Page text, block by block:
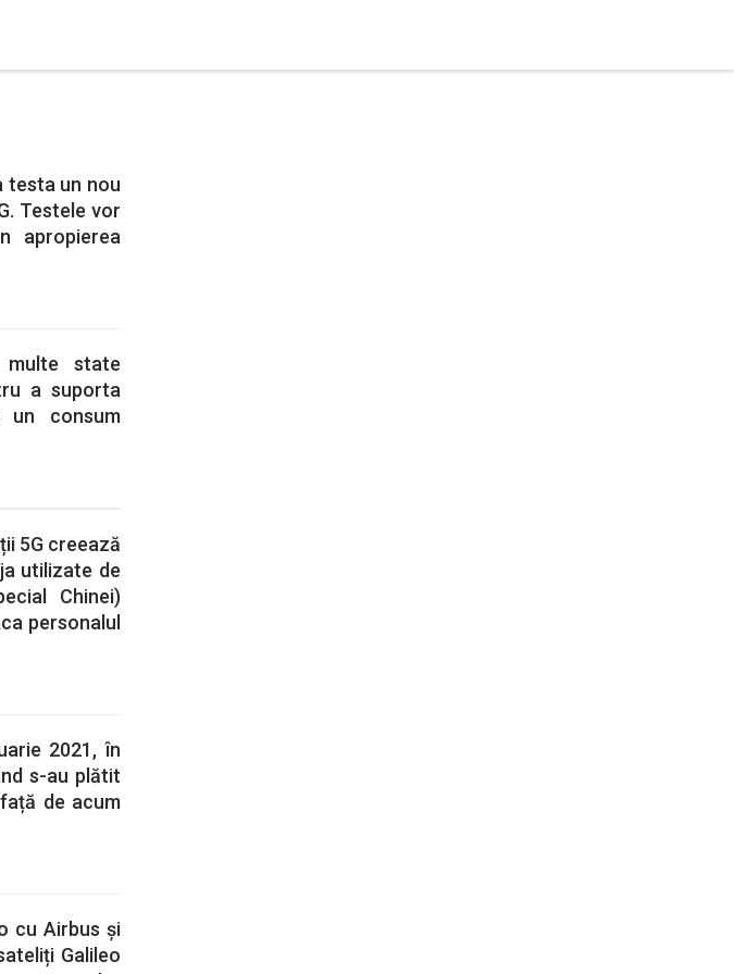
testa un nou
Testele vor
apropierea
state
a suporta
un consum
5G creează
utilizate de
Chinei)
personalul
2021, în
s-au plătit
de acum
cu Airbus și
Galileo